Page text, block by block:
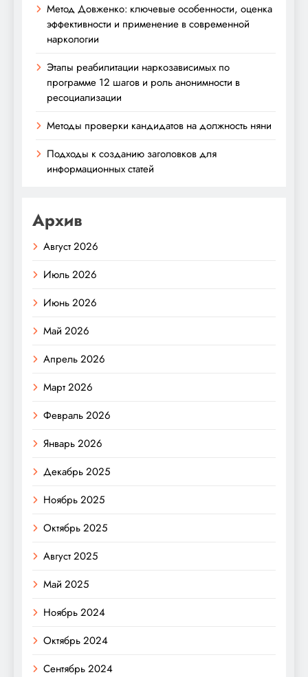
Метод Довженко: ключевые особенности, оценка
эффективности и применение в современной
наркологии
Этапы реабилитации наркозависимых по
программе 12 шагов и роль анонимности в
ресоциализации
Методы проверки кандидатов на должность няни
Подходы к созданию заголовков для
информационных статей
Архив
Август 2026
Июль 2026
Июнь 2026
Май 2026
Апрель 2026
Март 2026
Февраль 2026
Январь 2026
Декабрь 2025
Ноябрь 2025
Октябрь 2025
Август 2025
Май 2025
Ноябрь 2024
Октябрь 2024
Сентябрь 2024